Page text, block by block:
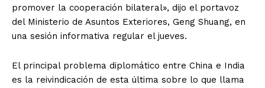
promover la cooperación bilateral», dijo el portavoz
del Ministerio de Asuntos Exteriores, Geng Shuang, en
una sesión informativa regular el jueves.
El principal problema diplomático entre China e India
es la reivindicación de esta última sobre lo que llama